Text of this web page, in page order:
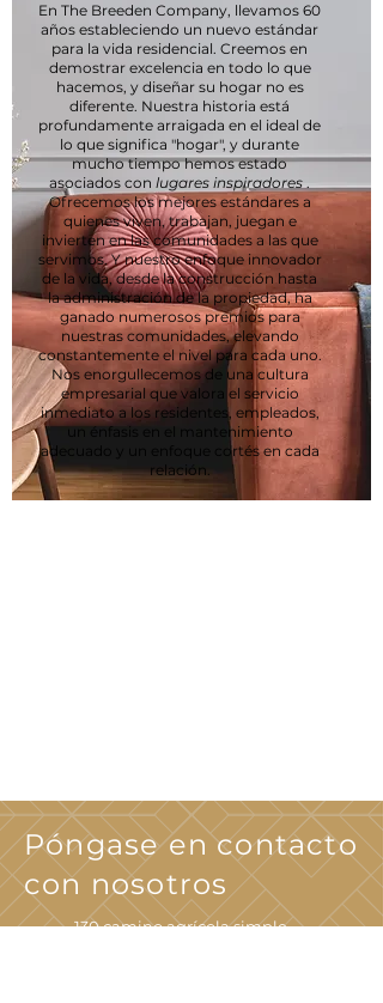
En The Breeden Company, llevamos 60
años estableciendo un nuevo estándar
para la vida residencial. Creemos en
demostrar excelencia en todo lo que
hacemos, y diseñar su hogar no es
diferente. Nuestra historia está
profundamente arraigada en el ideal de
lo que significa "hogar", y durante
mucho tiempo hemos estado
asociados con lugares inspiradores.
Ofrecemos los mejores estándares a
quienes viven, trabajan, juegan e
invierten en las comunidades a las que
servimos. Y nuestro enfoque innovador
de la vida, desde la construcción hasta
la administración de la propiedad, ha
ganado numerosos premios para
nuestras comunidades, elevando
constantemente el nivel para cada uno.
Nos enorgullecemos de una cultura
empresarial que valora el servicio
inmediato a los residentes, empleados,
un énfasis en el mantenimiento
adecuado y un enfoque cortés en cada
relación.
Póngase en contacto
con nosotros
130 camino agrícola simple